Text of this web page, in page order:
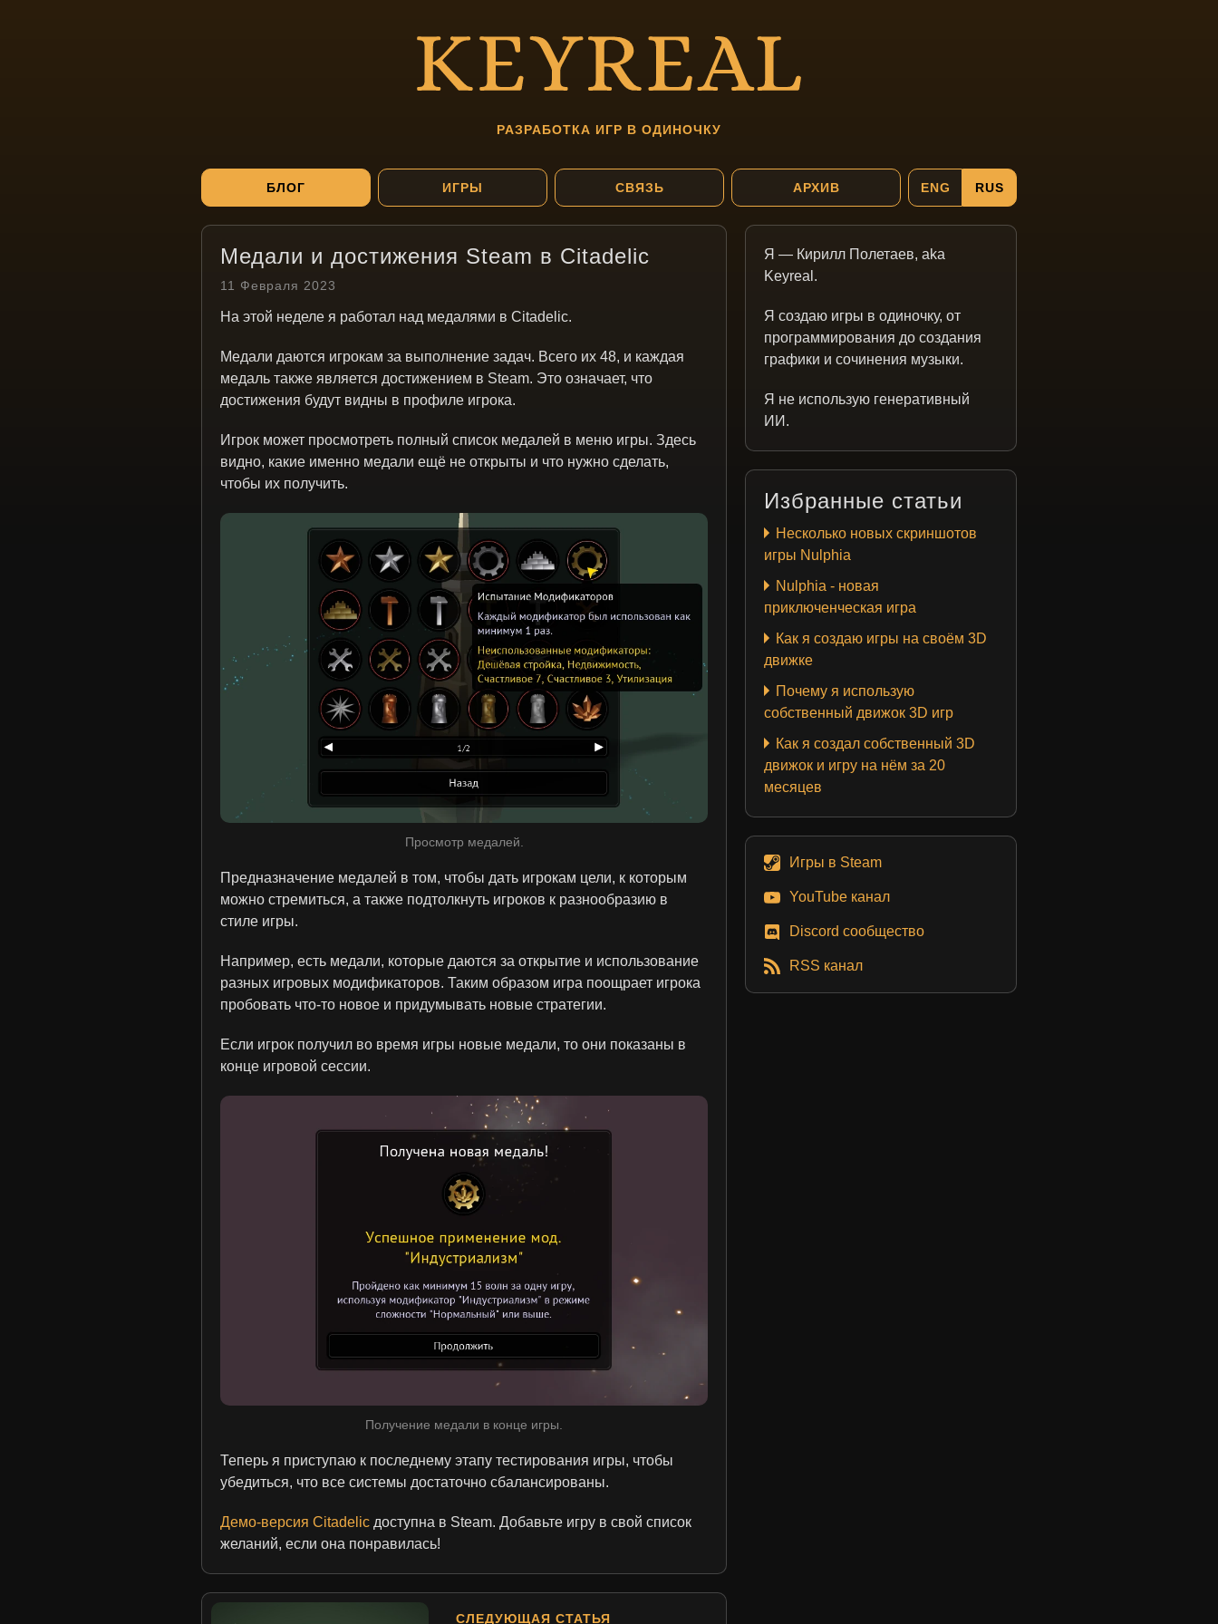
РАЗРАБОТКА ИГР В ОДИНОЧКУ
БЛОГ ИГРЫ СВЯЗЬ АРХИВ ENG RUS
Медали и достижения Steam в Citadelic
11 Февраля 2023
На этой неделе я работал над медалями в Citadelic.
Медали даются игрокам за выполнение задач. Всего их 48, и каждая
медаль также является достижением в Steam. Это означает, что
достижения будут видны в профиле игрока.
Игрок может просмотреть полный список медалей в меню игры. Здесь
видно, какие именно медали ещё не открыты и что нужно сделать,
чтобы их получить.
Просмотр медалей.
Предназначение медалей в том, чтобы дать игрокам цели, к которым
можно стремиться, а также подтолкнуть игроков к разнообразию в
стиле игры.
Например, есть медали, которые даются за открытие и использование
разных игровых модификаторов. Таким образом игра поощрает игрока
пробовать что-то новое и придумывать новые стратегии.
Если игрок получил во время игры новые медали, то они показаны в
конце игровой сессии.
Получение медали в конце игры.
Теперь я приступаю к последнему этапу тестирования игры, чтобы
убедиться, что все системы достаточно сбалансированы.
Демо-версия Citadelic доступна в Steam. Добавьте игру в свой список
желаний, если она понравилась!
СЛЕДУЮЩАЯ СТАТЬЯ
Я — Кирилл Полетаев, aka
Keyreal.
Я создаю игры в одиночку, от
программирования до создания
графики и сочинения музыки.
Я не использую генеративный
ИИ.
Избранные статьи
Несколько новых скриншотов
игры Nulphia
Nulphia - новая
приключенческая игра
Как я создаю игры на своём 3D
движке
Почему я использую
собственный движок 3D игр
Как я создал собственный 3D
движок и игру на нём за 20
месяцев
Игры в Steam
YouTube канал
Discord сообщество
RSS канал